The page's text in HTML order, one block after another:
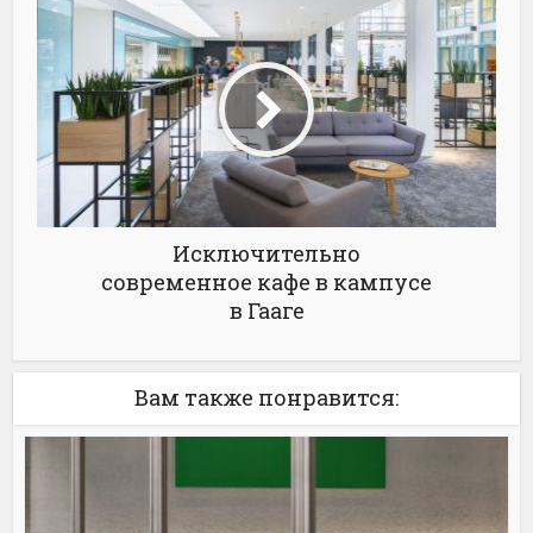
Исключительно
современное кафе в кампусе
в Гааге
Вам также понравится: